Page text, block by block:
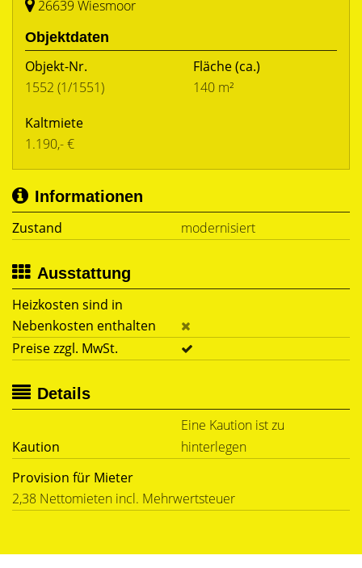
26639 Wiesmoor
Objektdaten
Objekt-Nr.
1552 (1/1551)
Fläche(ca.)
140 m²
Kaltmiete
1.190,- €
Informationen
Zustand
modernisiert
Ausstattung
Heizkosten sind in
Nebenkosten enthalten
Preise zzgl. MwSt.
Details
Kaution
Eine Kaution ist zu
hinterlegen
Provision für Mieter
2,38 Nettomieten incl. Mehrwertsteuer